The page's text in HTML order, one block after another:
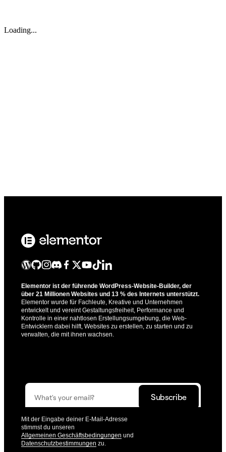
Loading...
Elementor ist der führende WordPress-Website-Builder, der
über 21 Millionen Websites und 13 % des Internets unterstützt.
Elementor wurde für Fachleute, Kreative und Unternehmen
entwickelt und vereint Gestaltungsfreiheit, Performance und
Kontrolle in einer nahtlosen Erstellungsumgebung, die Web-
Entwicklern dabei hilft, Websites zu erstellen, zu starten und zu
verwalten, die mit ihnen wachsen.
Mit der Eingabe deiner E-Mail-Adresse
stimmst du unseren
Allgemeinen Geschäftsbedingungen und
Datenschutzbestimmungen zu.